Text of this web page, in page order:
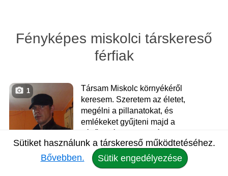
Fényképes miskolci társkereső
férfiak
1
Társam Miskolc környékéről
keresem. Szeretem az életet,
megélni a pillanatokat, és
emlékeket gyűjteni majd a
megéléséhez hiányzik egy társ,
lehet itt megtaláljuk egymást.
Kedves és őszinte embernek
Sütiket használunk a társkereső működtetéséhez.
Bővebben.
Sütik engedélyezése